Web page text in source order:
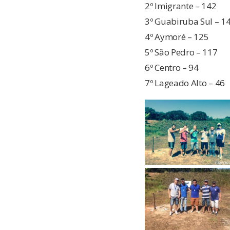
2º Imigrante – 142
3º Guabiruba Sul –
4º Aymoré – 125
5º São Pedro – 117
6º Centro – 94
7º Lageado Alto – 46